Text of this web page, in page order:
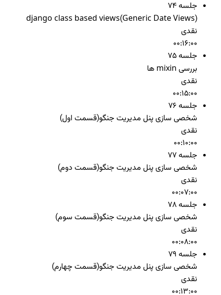
جلسه 74
django class based views(Generic Date Views)
نقدی
00:16:00
جلسه 75
بررسی mixin ها
نقدی
00:15:00
جلسه 76
شخصی سازی پنل مدیریت جنگو(قسمت اول)
نقدی
00:10:00
جلسه 77
شخصی سازی پنل مدیریت جنگو(قسمت دوم)
نقدی
00:07:00
جلسه 78
شخصی سازی پنل مدیریت جنگو(قسمت سوم)
نقدی
00:08:00
جلسه 79
شخصی سازی پنل مدیریت جنگو(قسمت چهارم)
نقدی
00:13:00